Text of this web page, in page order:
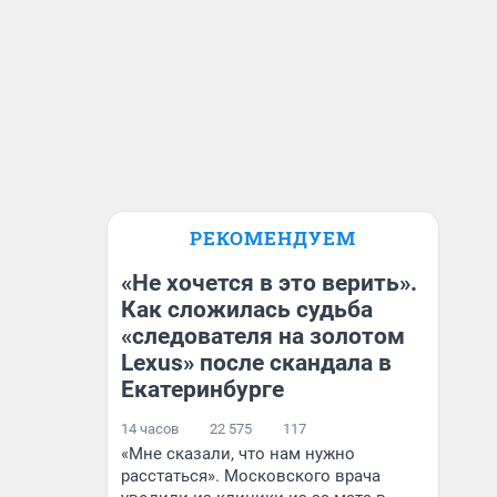
РЕКОМЕНДУЕМ
«Не хочется в это верить».
Как сложилась судьба
«следователя на золотом
Lexus» после скандала в
Екатеринбурге
14 часов 22 575 117
«Мне сказали, что нам нужно
расстаться». Московского врача